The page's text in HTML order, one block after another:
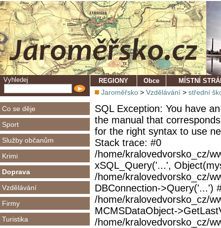
Vyhledej
Co se děje
Sport
Služby občanům
Krimi
Doprava
Vzdělávání
Firmy
Turistika
REGIONY Obce MÍSTNÍ
Jaroměřsko > Vzdělávání > střední
SQL Exception: You have
the manual that
for the right syntax to use
Stack trace: #0
/home/kralovedvorsko_cz/
xSQL_Query('...',
/home/kralovedvorsko_cz/
DBConnection->Query('...')
/home/kralovedvorsko_cz/
MCMSDataObject-
/home/kralovedvorsko_cz/